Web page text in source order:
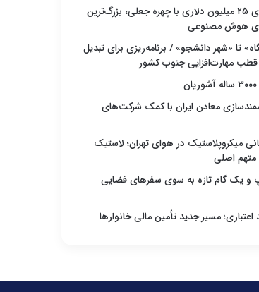
کلاهبرداری ۲۵ میلیون دلاری با چهره جعلی، بزرگ‌ترین
هوش مصنوعی
تا «شهر دانشجو» / برنامه‌ریزی برای تبدیل
مهارت‌افزایی جنوب کشور
معادن ایران با کمک شرکت‌های
میکروپلاستیک در هوای تهران؛ لاستیک
اصلی
و یک گام تازه به سوی سفرهای فضایی
مسیر جدید تأمین مالی خانوارها